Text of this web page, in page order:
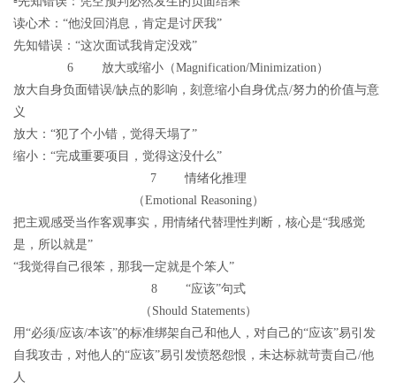
读心术：“他没回消息，肯定是讨厌我”
先知错误：“这次面试我肯定没戏”
6 放大或缩小（Magnification/Minimization）
放大自身负面错误/缺点的影响，刻意缩小自身优点/努力的价值与意
义
放大：“犯了个小错，觉得天塌了”
缩小：“完成重要项目，觉得这没什么”
7 情绪化推理
（Emotional Reasoning）
把主观感受当作客观事实，用情绪代替理性判断，核心是“我感觉
是，所以就是”
“我觉得自己很笨，那我一定就是个笨人”
8 “应该”句式
（Should Statements）
用“必须/应该/本该”的标准绑架自己和他人，对自己的“应该”易引发
自我攻击，对他人的“应该”易引发愤怒怨恨，未达标就苛责自己/他
人